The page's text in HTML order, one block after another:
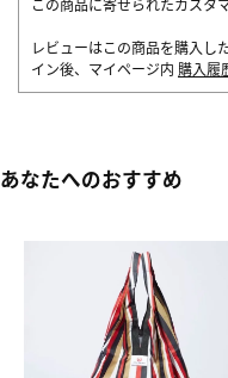
レビューはこの商品を購入し
イン後、マイページ内 購入履
あなたへのおすすめ